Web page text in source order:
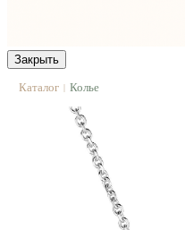
Закрыть
Каталог | Колье